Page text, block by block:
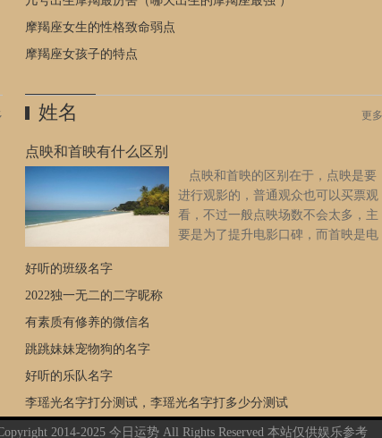
学，他到东京后，不久即考入上野“东京美术学校”，从日本著名
洋画家黑田清辉（1866－1924）学西洋画，由于他天才的卓越，
他的作画成绩不久即被刊载于大隈伯爵所办的国民新闻。他在校
孝谷成立了戏剧社团“春柳社”，第一次公演《茶花女》，轰动一
京美术学校。回国后即执教于天津工业专门学校。辛亥革命后到
上海，在城东女学教授文学，三月间加入“南社”。不久应太平洋
报之聘，担任文艺编辑并主编画报；同时他又和柳亚子等创办“文
美会”、主编《文美杂志》，发表当时第一流书画家的书面、印章
拓本等。对于那个风云激荡的社会而言，他的思想早已走在时代
前列。他要的不是将艺术作为政治工具，而是让艺术本身的光
芒，来唤醒人们心中的人性乃至神性。他讲课十分用心，每次上
课看杂书，他并不当场点名，而是等下课后，轻声而严肃地让他
留下：“你若是想上课，就不要看闲书，如果想看闲书，下次就出
去看吧。”当时他的好友夏丏尊曾说，“叔同教学生，没有学生不
敬畏，就是不提醒，学生也自会用功。”在他的悉心培养下，中国
有了一批音乐美术领域的人才，最广为人知的，就是漫画家丰子
恺。因为发现丰子恺天赋过人，他对这个学生极尽爱护。有一
2022年，属于白羊座的好时机就要来临，一大波新的赚钱项目，
都迫切需要他们来甄别。只要选对了，就能大赚一笔，甚至一夜
么，都会格外顺利，年轻有为的典范。02巨蟹座：财运好转巨蟹
别是财运，会变得非常好，令人羡慕。虽然巨蟹座没有强烈的求
财欲望，比较佛系。挣多了多花一些，挣得少，就节俭点。但
是，谁也不会拒绝这么好的事情。毕竟，可以为家里减轻不少负
担。手里余钱多的话，还能够为家人改善生活。这些都是巨蟹座
很愿意做的事情。因此，2022年一定要奋力争先，不要浪费大好
的发财时机。03狮子座：事业变好狮子座的事业心非常强，一直
都想成为人中龙凤。在事业方面非常卖力，不过，天不遂人愿，
事与愿违的时候比较多。狮子座也不用灰心，很快就会转运。转
折点就出现在2022年，大环境会越来越好。有什么发财大计，可
天干劲十足。自从走上大运，对身边人的态度也有了好转。再也
不用愁眉不展，大家都有了好日子过。04摩羯座：工作顺利摩羯
打击不了他们一颗积极工作的心。2022年，是摩羯座走大运的一
年。尤其是他们最钟爱的工作，会发展得格外顺利。不仅顺利升
职加薪，还会做出很有成就的事情。整个部门和公司，都以摩羯
座为傲。毫不夸张地说，这是他们人生的高光时刻。一直默默无
摩羯座女生的性格致命弱点
摩羯座女孩子的特点
姓名 更多
点映和首映有什么区别
点映和首映的区别在于，点映是要
进行观影的，普通观众也可以买票观
看，不过一般点映场数不会太多，主
要是为了提升电影口碑，而首映是电
星出席，获取媒体和关注度，提升票房，且首映不一定要观影，
普通观众也很难参加。 点映和首映有什么不同点映和首映有
什么区别 一般来说，点映指的是在电影首映和正是放映之前
星、商家、媒体以及影评人放映，相当于进行公测，是为了在进
行公映的时候获得一个好的口碑，同时还能达到宣传效果。
正式上映时是一样的，而进行点映的电影，也是对影片质量比较
有信心的，这样能提前了解到市场效果，从而延续良好的口
好听的班级名字
2022独一无二的二字昵称
有素质有修养的微信名
跳跳妹妹宠物狗的名字
好听的乐队名字
李瑶光名字打分测试，李瑶光名字打多少分测试
2014-2025 今日运势 All Rights Reserved 本站仅供娱乐参考